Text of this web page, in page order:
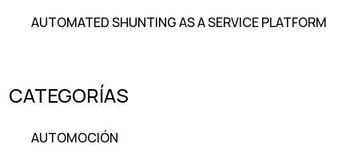
AUTOMATED SHUNTING AS A SERVICE PLATFORM
CATEGORÍAS
AUTOMOCIÓN